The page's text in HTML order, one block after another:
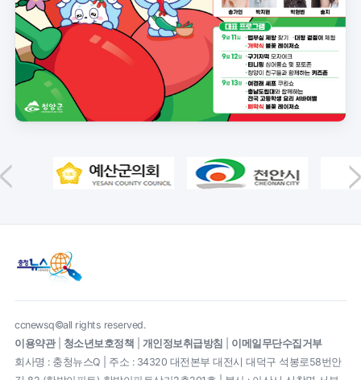
ccnewsq©all rights reserved.
이용약관| 청소년보호정책 개인정보취급방침
이메일무단수집거부
회사명 : 충청뉴스Q | 주소 : 34320 대전본부 대전시 대덕구 석봉로58번안